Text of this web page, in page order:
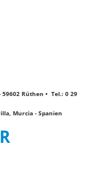
59602 Rüthen • Tel.: 0 29
Murcia - Spanien